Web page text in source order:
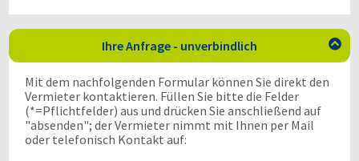
Ihre Anfrage - unverbindlich 
Mit dem nachfolgenden Formular können Sie direkt den
Vermieter kontaktieren. Füllen Sie bitte die Felder
(*=Pflichtfelder) aus und drücken Sie anschließend auf
"absenden"; der Vermieter nimmt mit Ihnen per Mail
oder telefonisch Kontakt auf: